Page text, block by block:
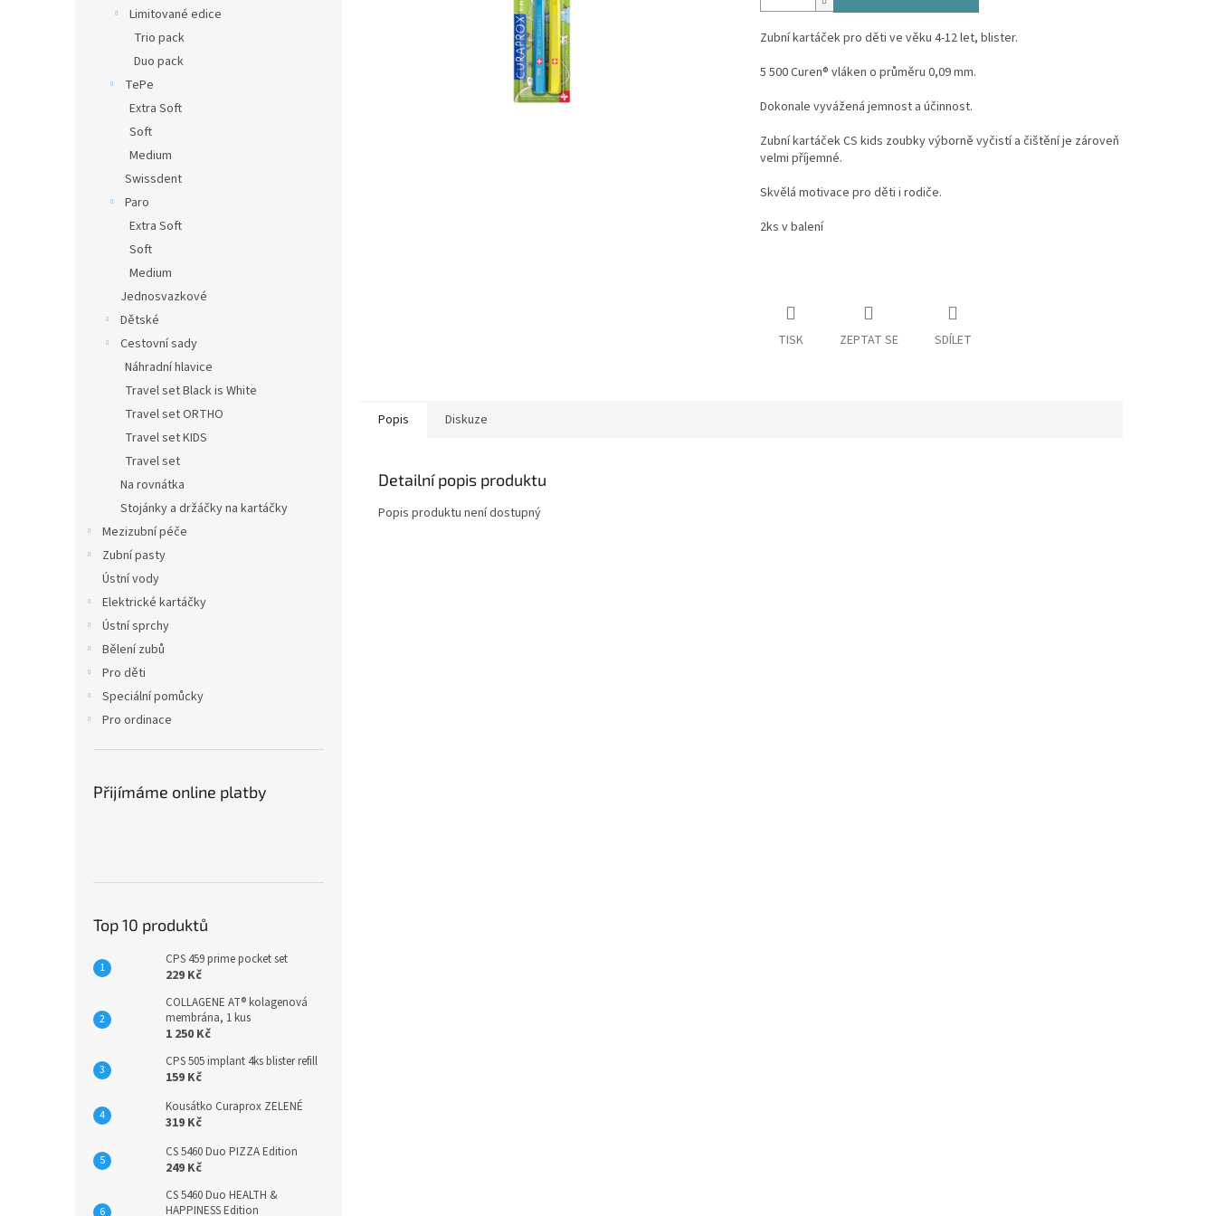
Limitované edice
Trio pack
Duo pack
TePe
Extra Soft
Soft
Medium
Swissdent
Paro
Extra Soft
Soft
Medium
Jednosvazkové
Dětské
Cestovní sady
Náhradní hlavice
Travel set Black is White
Travel set ORTHO
Travel set KIDS
Travel set
Na rovnátka
Stojánky a držáčky na kartáčky
Mezizubní péče
Zubní pasty
Ústní vody
Elektrické kartáčky
Ústní sprchy
Bělení zubů
Pro děti
Speciální pomůcky
Pro ordinace
Přijímáme online platby
Top 10 produktů
CPS 459 prime pocket set
229 Kč
COLLAGENE AT® kolagenová
membrána, 1 kus
1 250 Kč
CPS 505 implant 4ks blister refill
159 Kč
Kousátko Curaprox ZELENÉ
319 Kč
CS 5460 Duo PIZZA Edition
249 Kč
CS 5460 Duo HEALTH &
HAPPINESS Edition
Zubní kartáček pro děti ve věku 4-12 let, blister.
5 500 Curen® vláken o průměru 0,09 mm.
Dokonale vyvážená jemnost a účinnost.
Zubní kartáček CS kids zoubky výborně vyčistí a čištění je zároveň
velmi příjemné.
Skvělá motivace pro děti i rodiče.
2ks v balení
TISK ZEPTAT SE SDÍLET
Popis Diskuze
Detailní popis produktu
Popis produktu není dostupný